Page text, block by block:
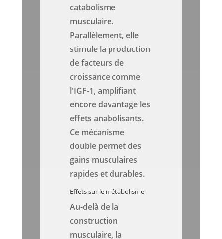
catabolisme
musculaire.
Parallèlement, elle
stimule la production
de facteurs de
croissance comme
l'IGF-1, amplifiant
encore davantage les
effets anabolisants.
Ce mécanisme
double permet des
gains musculaires
rapides et durables.
Effets sur le métabolisme
Au-delà de la
construction
musculaire, la